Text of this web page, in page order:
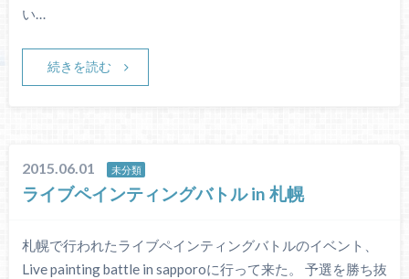
い…
続きを読む
2015.06.01 未分類
ライブペインティングバトル in 札幌
札幌で行われたライブペインティングバトルのイベント、
Live painting battle in sapporoに行って来た。 予選を勝ち抜